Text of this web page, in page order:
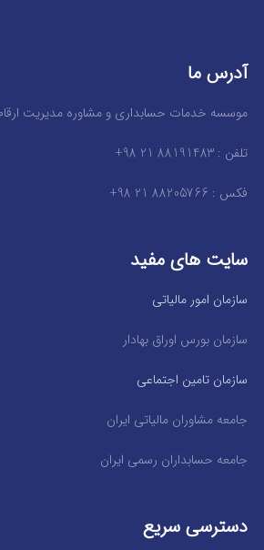
آدرس ما
موسسه خدمات حسابداری و مشاوره مدیریت
تلفن : 88191483 21 98+
فکس : 88205766 21 98+
سایت های مفید
سازمان امور مالیاتی
سازمان بورس اوراق بهادار
سازمان تامین اجتماعی
جامعه مشاوران مالیاتی ایران
جامعه حسابداران رسمی ایران
دسترسی سریع